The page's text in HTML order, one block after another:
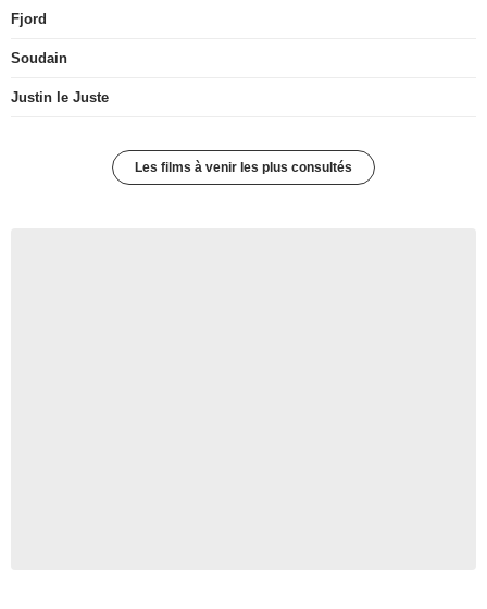
Fjord
Soudain
Justin le Juste
Les films à venir les plus consultés